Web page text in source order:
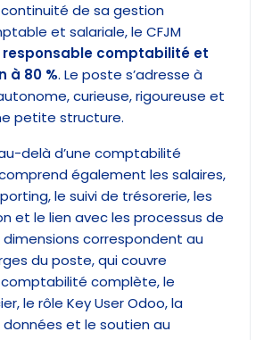
continuité de sa gestion
et salariale, le CFJM
responsable comptabilité et
à 80 %. Le poste s’adresse à
curieuse, rigoureuse et
petite structure.
delà d’une comptabilité
également les salaires,
le suivi de trésorerie, les
et le lien avec les processus de
correspondent au
du poste, qui couvre
complète, le
le rôle Key User Odoo, la
et le soutien au